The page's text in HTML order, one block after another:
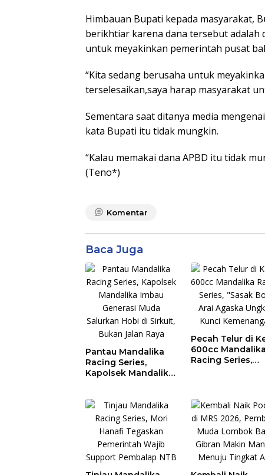
Himbauan Bupati kepada masyarakat,
berikhtiar karena dana tersebut adalah
untuk meyakinkan pemerintah pusat
“Kita sedang berusaha untuk
terselesaikan,saya harap masyarakat
Sementara saat ditanya media
kata Bupati itu tidak mungkin.
“Kalau memakai dana APBD itu tidak
(Teno*)
Komentar
Baca Juga
Pantau Mandalika
Racing Series,
Kapolsek Mandalika
di Sirkuit, Bukan
Jalan Raya
Pecah Telur di
600cc Mandalika
Racing Series,